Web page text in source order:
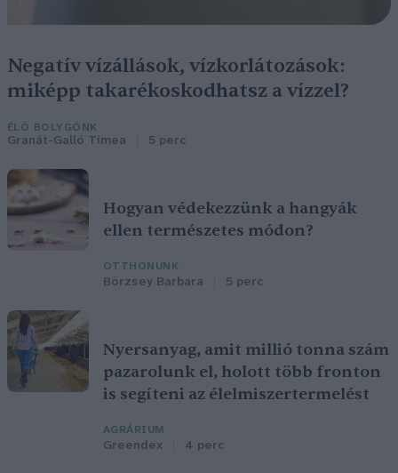
Negatív vízállások, vízkorlátozások:
miképp takarékoskodhatsz a vízzel?
ÉLŐ BOLYGÓNK
Granát-Galló Tímea 5 perc
Hogyan védekezzünk a hangyák
ellen természetes módon?
OTTHONUNK
Börzsey Barbara 5 perc
Nyersanyag, amit millió tonna szám
pazarolunk el, holott több fronton
is segíteni az élelmiszertermelést
AGRÁRIUM
Greendex 4 perc